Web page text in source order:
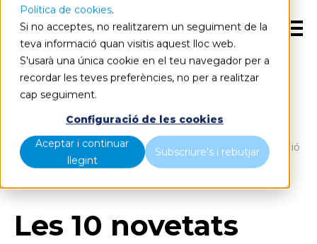
Política de cookies.
Si no acceptes, no realitzarem un seguiment de la
teva informació quan visitis aquest lloc web.
S'usarà una única cookie en el teu navegador per a
recordar les teves preferències, no per a realitzar
cap seguiment.
Configuració de les cookies
Aceptar i continuar
llegint
Subscriure's i rebutjar
CA
Home
Les 10 novetats més importants de l'última actualització
de Power BI
Les 10 novetats